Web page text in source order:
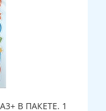
В ПАКЕТЕ. 1